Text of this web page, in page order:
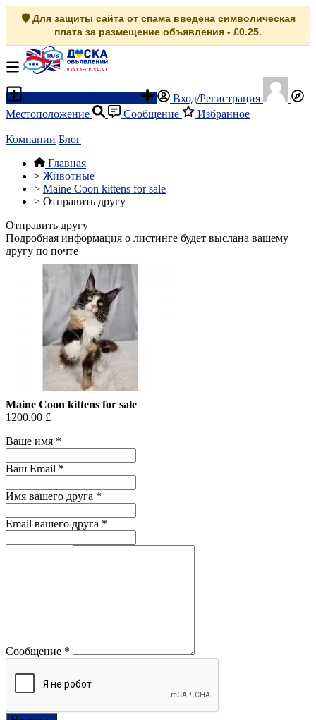
🛡️ Для защиты сайта от спама введена символическая
плата за размещение объявления - £0.25.
Вход/Регистрация
Местоположение
Сообщение Избранное
Компании Блог
Главная
> Животные
> Maine Coon kittens for sale
> Отправить другу
Отправить другу
Подробная информация о листинге будет выслана вашему
другу по почте
Maine Coon kittens for sale
1200.00 £
Ваше имя *
Ваш Email *
Имя вашего друга *
Email вашего друга *
Сообщение *